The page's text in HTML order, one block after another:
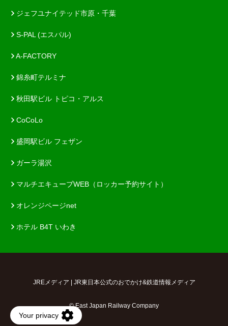
ジェフユナイテッド市原・千葉
S-PAL (エスパル)
A-FACTORY
錦糸町テルミナ
秋田駅ビル トピコ・アルス
CoCoLo
盛岡駅ビル フェザン
ガーラ湯沢
マルチエキューブWEB（ロッカー予約サイト）
オレンジページnet
ホテル B4T いわき
JREメディア | JR東日本公式のおでかけ&鉄道情報メディア
© East Japan Railway Company